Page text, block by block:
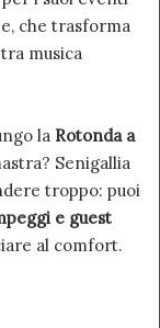
che trasforma
musica
la Rotonda a
Senigallia
troppo: puoi
e guest
al comfort.